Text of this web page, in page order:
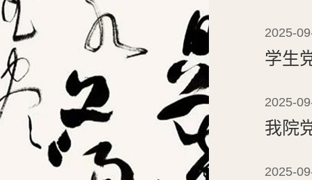
2025-
学生
2025-
我院
2025-